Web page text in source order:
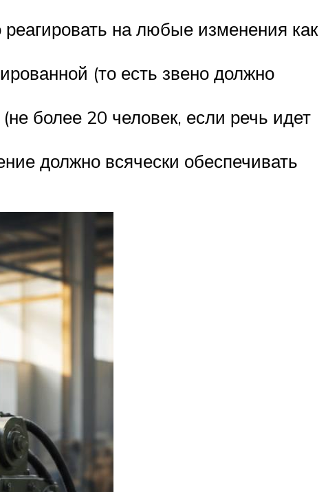
на любые изменения как
(то есть звено должно
более 20 человек, если речь идет
должно всячески обеспечивать